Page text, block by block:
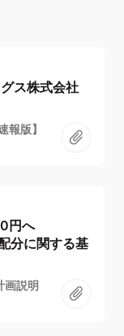
ス株式会社
報版】
円へ
分に関する基
画説明